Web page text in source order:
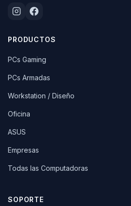
PRODUCTOS
PCs Gaming
PCs Armadas
Workstation / Diseño
Oficina
ASUS
Empresas
Todas las Computadoras
SOPORTE